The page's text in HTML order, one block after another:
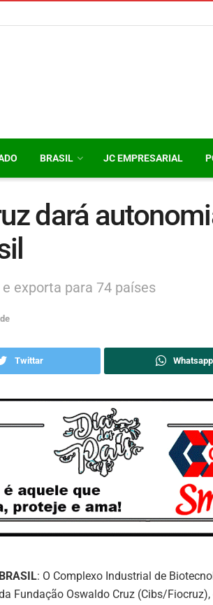
BRASIL JC EMPRESARIAL
dará
exporta para 74 países
Twittar Whatsapp
BRASIL: O Complexo Industrial de
Fundação Oswaldo Cruz (Cibs/